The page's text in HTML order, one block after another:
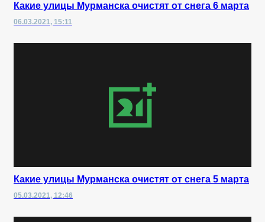
Какие улицы Мурманска очистят от снега 6 марта
06.03.2021, 15:11
Какие улицы Мурманска очистят от снега 5 марта
05.03.2021, 12:46